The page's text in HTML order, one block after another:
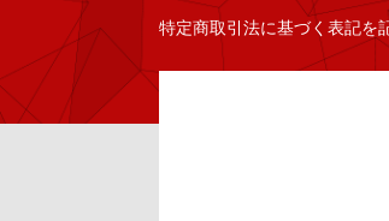
特定商取引法に基づく表記を